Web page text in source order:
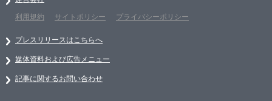
利用規約
サイトポリシー プライバシーポリシー
プレスリリースはこちらへ
媒体資料および広告メニュー
記事に関するお問い合わせ